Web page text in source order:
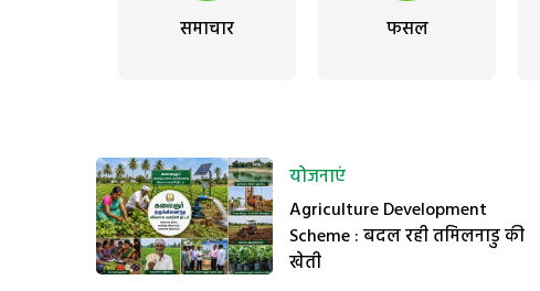
समाचार फसल
योजनाएं
Agriculture Development
Scheme : बदल रही तमिलनाडु की
खेती